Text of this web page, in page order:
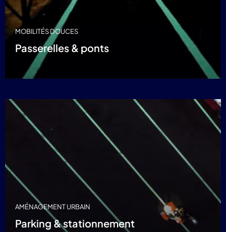
MOBILITÉS DOUCES
Passerelles & ponts
AMÉNAGEMENT URBAIN
Parking & stationnement